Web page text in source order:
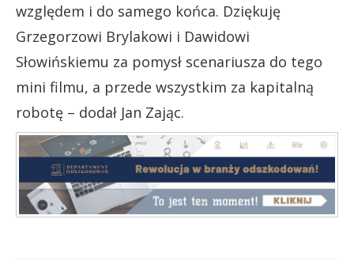
względem i do samego końca. Dziękuję
Grzegorzowi Brylakowi i Dawidowi
Słowińskiemu za pomysł scenariusza do tego
mini filmu, a przede wszystkim za kapitalną
robotę – dodał Jan Zając.